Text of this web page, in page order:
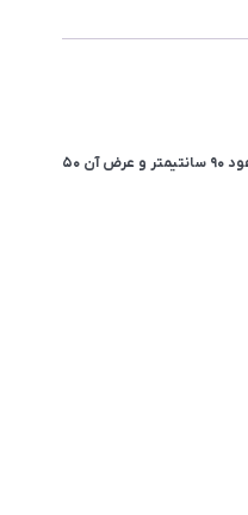
هود مورب اخوان مدل H51-MF با حلزونی فلزی یکی از پرفروش‌ترین هودهای مورب اخوان است‌. این هود با شیشه سکوریت، صفحه کنترل لمسی و صفحه نمایشگر LCD و کنترل از راه دور تولید شده است. طول هود 90 سانتیمتر و عرض آن 50